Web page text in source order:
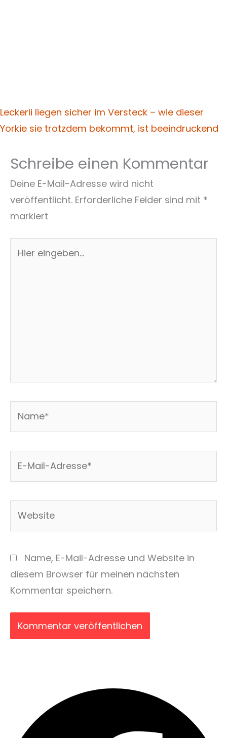
Leckerli liegen sicher im Versteck – wie dieser
Yorkie sie trotzdem bekommt, ist beeindruckend
Schreibe einen Kommentar
Deine E-Mail-Adresse wird nicht
veröffentlicht. Erforderliche Felder sind mit *
markiert
eingeben…
Name, E-Mail-Adresse und Website in
diesem Browser für meinen nächsten
Kommentar speichern.